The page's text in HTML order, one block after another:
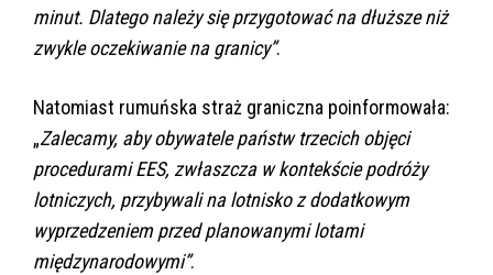
minut. Dlatego należy się przygotować na dłuższe niż
zwykle oczekiwanie na granicy”.
Natomiast rumuńska straż graniczna poinformowała:
„Zalecamy, aby obywatele państw trzecich objęci
procedurami EES, zwłaszcza w kontekście podróży
lotniczych, przybywali na lotnisko z dodatkowym
wyprzedzeniem przed planowanymi lotami
międzynarodowymi”.